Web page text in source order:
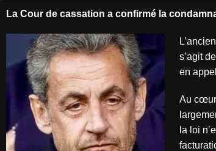
La Cour de cassation a confirmé la
s’agit
en
Au cœur
la loi